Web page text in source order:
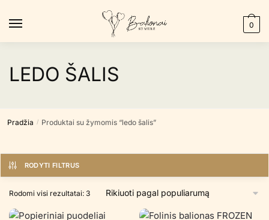
0
LEDO ŠALIS
Pradžia / Produktai su žymomis “ledo šalis”
RODYTI FILTRUS
Rodomi visi rezultatai: 3Rūšiuojama
populiarumą